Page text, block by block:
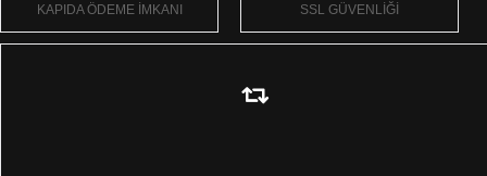
KAPIDA ÖDEME İMKANI SSL GÜVENLİĞİ